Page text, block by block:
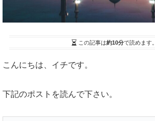
この記事は約10分で読めます。
こんにちは、イチです。
下記のポストを読んで下さい。